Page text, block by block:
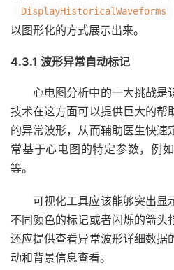
DisplayHistoricalWaveforms
以图形化的方式展示出来。
4.3.1 波形异常自动标记
心电图分析中的一大挑战是
技术在这方面可以提供巨大的帮
的异常波形，从而辅助医生快速
常基于心电图的特定参数，例
等。
可视化工具应该能够突出显
不同颜色的标记或者闪烁的箭头
还应提供查看异常波形详细数据
动和背景信息查看。